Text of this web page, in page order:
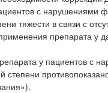
с нарушениями
тяжести в связи с
препарата у
у пациентов с
степени